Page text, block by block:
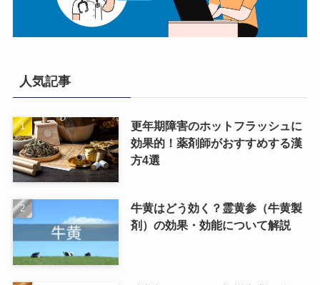
人気記事
更年期障害のホットフラッシュに
効果的！薬剤師がおすすめする漢
方4選
牛黄はどう効く？霊黄参（牛黄製
剤）の効果・効能について解説